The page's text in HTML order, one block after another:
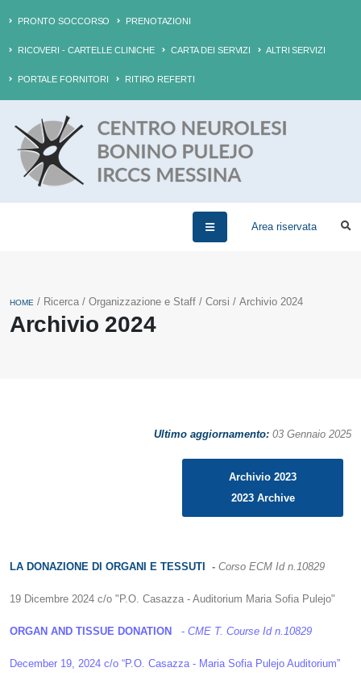
PRONTO SOCCORSO PRENOTAZIONI
RICOVERI - CARTELLE CLINICHE CARTA DEI SERVIZI ALTRI SERVIZI
PORTALE FORNITORI RITIRO REFERTI
Area riservata
Archivio 2024
HOME / Ricerca / Organizzazione e Staff / Corsi / Archivio 2024
Ultimo aggiornamento: 03 Gennaio 2025
Archivio 2023
2023 Archive
LA DONAZIONE DI ORGANI E TESSUTI - Corso ECM Id n.10829
19 Dicembre 2024 c/o "P.O. Casazza - Auditorium Maria Sofia Pulejo"
ORGAN AND TISSUE DONATION - CME T. Course Id n.10829
December 19, 2024 c/o “P.O. Casazza - Maria Sofia Pulejo Auditorium”